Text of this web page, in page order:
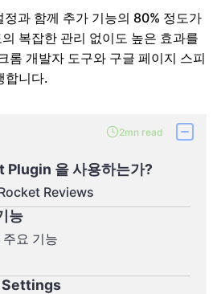
과 함께 추가 기능의 80% 정도가
복잡한 관리 없이도 높은 효과를
롬 개발자 도구와 구글 페이지 스피
합니다.
2mn read
Plugin 을 사용하는가?
Reviews
능
요 기능